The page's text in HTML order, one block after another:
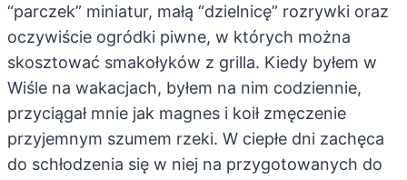
“parczek” miniatur, małą “dzielnicę” rozrywki oraz
oczywiście ogródki piwne, w których można
skosztować smakołyków z grilla. Kiedy byłem w
Wiśle na wakacjach, byłem na nim codziennie,
przyciągał mnie jak magnes i koił zmęczenie
przyjemnym szumem rzeki. W ciepłe dni zachęca
do schłodzenia się w niej na przygotowanych do